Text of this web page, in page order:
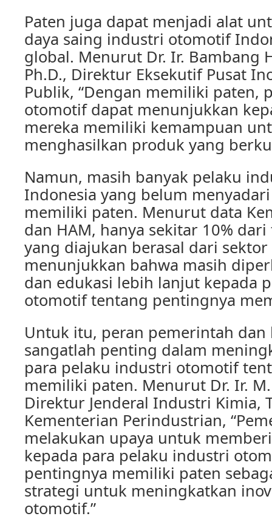
Paten juga dapat menjadi alat
daya saing industri otomotif
global. Menurut Dr. Ir. Bambang
Ph.D., Direktur Eksekutif Pusat
Publik, “Dengan memiliki paten,
otomotif dapat menunjukkan
mereka memiliki kemampuan
menghasilkan produk yang
Namun, masih banyak pelaku
Indonesia yang belum
memiliki paten. Menurut data
dan HAM, hanya sekitar 10%
yang diajukan berasal dari
menunjukkan bahwa masih
dan edukasi lebih lanjut kepada
otomotif tentang pentingnya
Untuk itu, peran pemerintah
sangatlah penting dalam
para pelaku industri otomotif
memiliki paten. Menurut Dr. Ir.
Direktur Jenderal Industri Kimia,
Kementerian Perindustrian,
melakukan upaya untuk
kepada para pelaku industri
pentingnya memiliki paten
strategi untuk meningkatkan
otomotif.”